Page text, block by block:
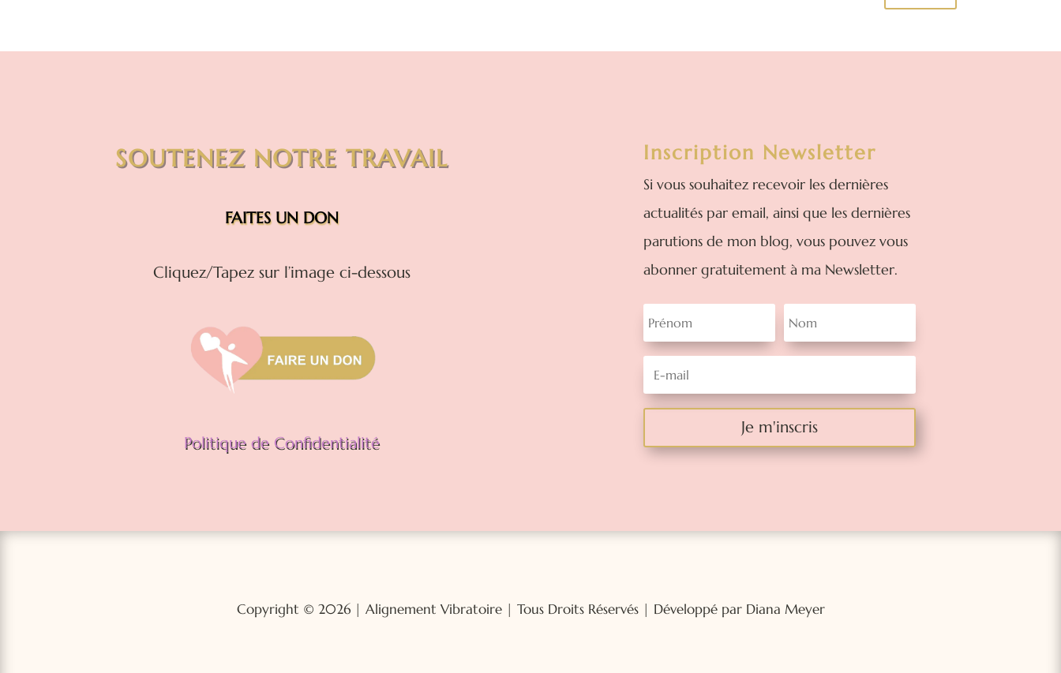
SOUTENEZ NOTRE TRAVAIL
FAITES UN DON
Cliquez/Tapez sur l’image ci-dessous
Politique de Confidentialité
Inscription Newsletter
Si vous souhaitez recevoir les dernières
actualités par email, ainsi que les dernières
parutions de mon blog, vous pouvez vous
abonner gratuitement à ma Newsletter.
Je m'inscris
Copyright © 2026 | Alignement Vibratoire | Tous Droits Réservés | Développé par Diana Meyer